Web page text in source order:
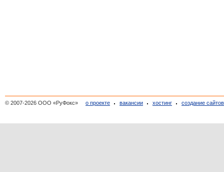
© 2007-2026 ООО «РуФокс» о проекте вакансии хостинг создание сайтов